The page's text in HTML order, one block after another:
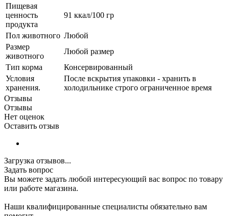
Пищевая
ценность
продукта
91 ккал/100 гр
Пол животного Любой
Размер
животного
Любой размер
Тип корма
Консервированный
Условия
хранения.
После вскрытия упаковки - хранить в
холодильнике строго ограниченное время
Отзывы
Отзывы
Нет оценок
Оставить отзыв
Загрузка отзывов...
Задать вопрос
Вы можете задать любой интересующий вас вопрос по товару
или работе магазина.
Наши квалифицированные специалисты обязательно вам